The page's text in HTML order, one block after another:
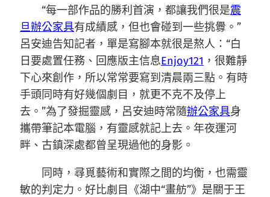
“每一部作品的勝利首演，都讓我們很是震
旦辦公家具有成績感，但也會碰到一些挑釁。”
呂安迪告知記者，單是寫腳本就很是熬人：“白
日要處置任務、回應版主信息Enjoy121 ，很難靜
下心來創作，所以常常要寫到清晨兩三點。有時
手頭同時有好幾個劇目，就更不克不及停上
去。”為了發掘靈感，呂安迪時常隨辦公家具身
攜帶筆記本電腦，有靈感就記上去。年夜運河
畔、古鎮深處都曾呈現過他的身影。
同時，尋覓藝術和實際之間的均衡，也需靈
敏的判定力。好比劇目《湖中“畫舫”》是關于王